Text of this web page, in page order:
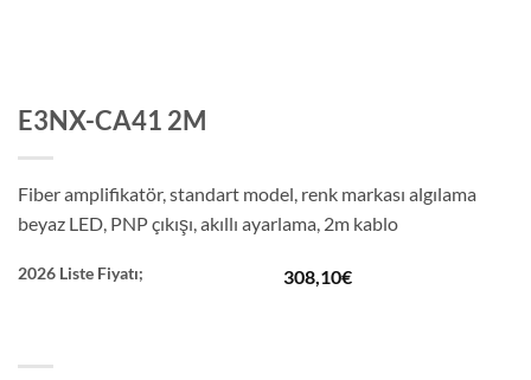
E3NX-CA41 2M
Fiber amplifikatör, standart model, renk markası algılama
beyaz LED, PNP çıkışı, akıllı ayarlama, 2m kablo
2026 Liste Fiyatı; 308,10€